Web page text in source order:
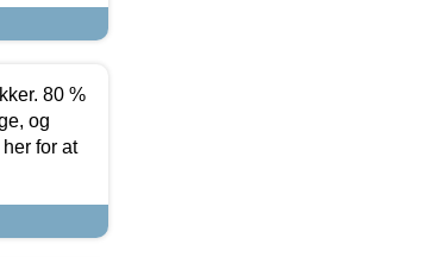
80 %
og
for at